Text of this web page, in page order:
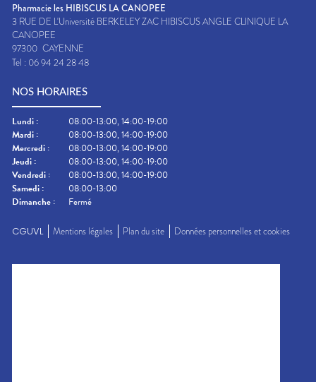
Pharmacie les HIBISCUS LA CANOPEE
3 RUE DE L'Université BERKELEY ZAC HIBISCUS ANGLE CLINIQUE LA
CANOPEE
97300 CAYENNE
Tel : 06 94 24 28 48
NOS HORAIRES
Lundi :
08:00-13:00, 14:00-19:00
Mardi :
08:00-13:00, 14:00-19:00
Mercredi :
08:00-13:00, 14:00-19:00
Jeudi :
08:00-13:00, 14:00-19:00
Vendredi :
08:00-13:00, 14:00-19:00
Samedi :
08:00-13:00
Dimanche : Fermé
CGUVL Mentions légales Plan du site Données personnelles et cookies